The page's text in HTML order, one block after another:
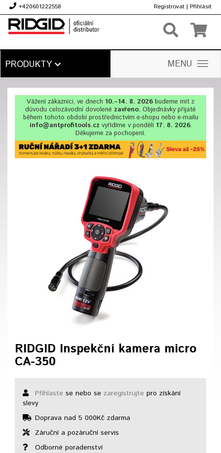
+420601222558 Registrovat | Přihlásit
PRODUKTY MENU
Vážení zákazníci, ve dnech 10.–14. 8. 2026 budeme mít z
důvodu celozávodní dovolené zavřeno. Objednávky přijaté
během tohoto období prostřednictvím e-shopu nebo e-mailu
info@antprofitools.cz vyřídíme v pondělí 17. 8. 2026.
Děkujeme za pochopení.
RIDGID Inspekční kamera micro
CA-350
Přihlaste se nebo se zaregistrujte pro získání
slevy
Doprava nad 5 000Kč zdarma
Záruční a pozáruční servis
Odborné poradenství